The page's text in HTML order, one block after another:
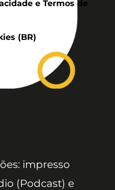
e Termos de
(BR)
impresso
(Podcast) e